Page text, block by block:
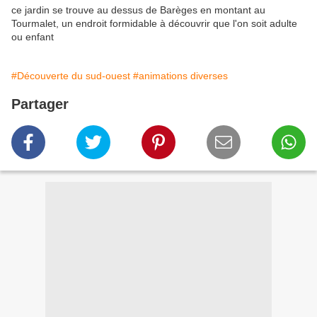
ce jardin se trouve au dessus de Barèges en montant au
Tourmalet, un endroit formidable à découvrir que l'on soit adulte
ou enfant
#Découverte du sud-ouest #animations diverses
Partager